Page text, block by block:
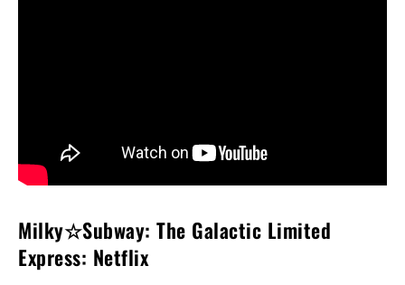
Milky☆Subway: The Galactic Limited
Express: Netflix